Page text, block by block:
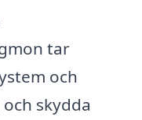
tar
och
skydda